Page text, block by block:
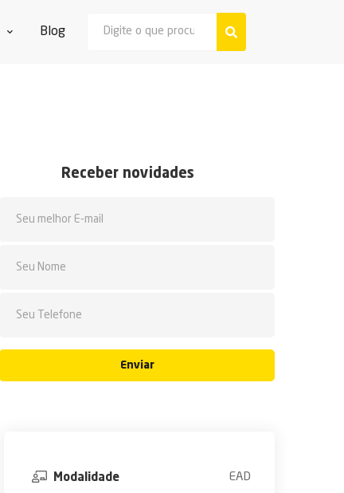
Blog
Receber novidades
Enviar
Modalidade EAD